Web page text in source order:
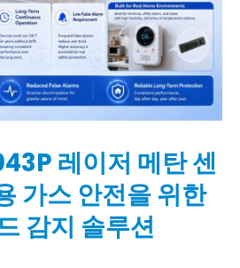
레이저 메탄 센
가스 안전을 위한
감지 솔루션